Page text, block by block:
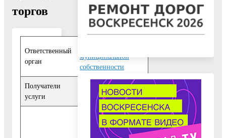
торгов
Ответственный
орган
муниципальной
собственности
Получатели
услуги
Юридические лица,
Органы власти
10. Исчерпывающий
перечень